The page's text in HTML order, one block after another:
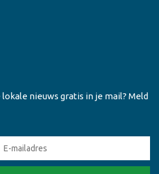
nieuws gratis in je mail? Meld